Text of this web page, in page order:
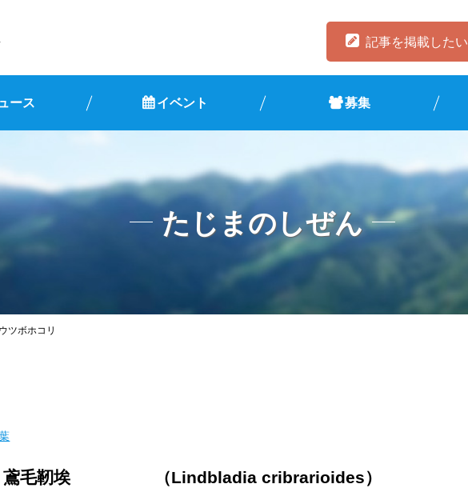
記事を掲載したい
ース イベント 募集
たじまのしぜん
ツボホコリ
鳶毛靭埃 （Lindbladia cribrarioides）